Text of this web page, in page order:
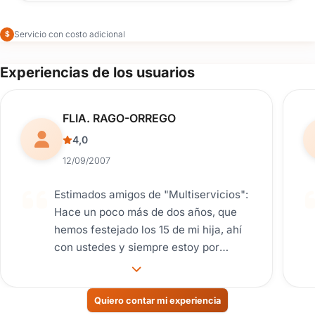
$ Servicio con costo adicional
Experiencias de los usuarios
Reseña de usuario.
FLIA. RAGO-ORREGO
4,0
12/09/2007
Estimados amigos de "Multiservicios":
Hace un poco más de dos años, que
hemos festejado los 15 de mi hija, ahí
con ustedes y siempre estoy por
contarles lo maravilloso que pasamos,
ganas de escribir, pero hoy me decidí
Quiero contar mi experiencia